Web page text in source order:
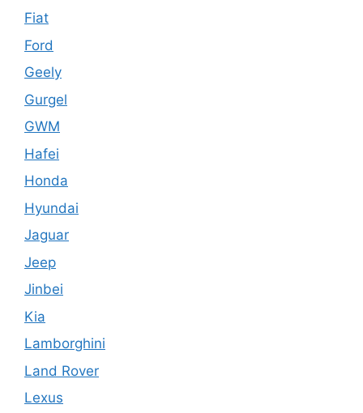
Fiat
Ford
Geely
Gurgel
GWM
Hafei
Honda
Hyundai
Jaguar
Jeep
Jinbei
Kia
Lamborghini
Land Rover
Lexus